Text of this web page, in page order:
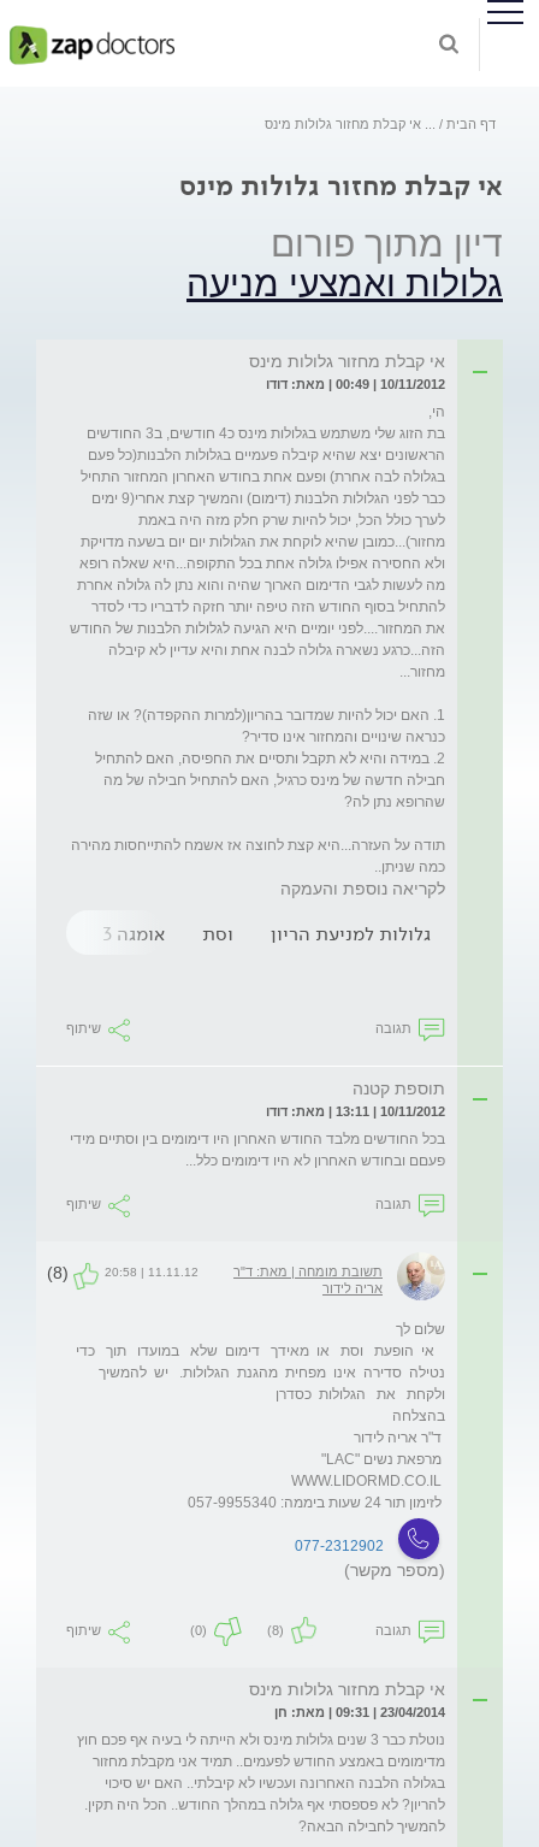
דף הבית אי קבלת מחזור גלולות מינס
אי קבלת מחזור גלולות מינס
דיון מתוך פורום
גלולות ואמצעי מניעה
אי קבלת מחזור גלולות מינס
10/11/2012 | 00:49 | מאת: דודו
בת הזוג שלי משתמש בגלולות מינס כ4 חודשים, ב3 החודשים
הראשונים יצא שהיא קיבלה פעמיים בגלולות הלבנות(כל פעם
בגלולה לבה אחרת) ופעם אחת בחודש האחרון המחזור התחיל
כבר לפני הגלולות הלבנות (דימום) והמשיך קצת אחרי(9 ימים
לערך כולל הכל, יכול להיות שרק חלק מזה היה באמת
מחזור)...כמובן שהיא לוקחת את הגלולות יום יום בשעה מדויקת
ולא החסירה אפילו גלולה אחת בכל התקופה...היא שאלה רופא
מה לעשות לגבי הדימום הארוך שהיה והוא נתן לה גלולה אחרת
להתחיל בסוף החודש הזה טיפה יותר חזקה לדבריו כדי לסדר
את המחזור....לפני יומיים היא הגיעה לגלולות הלבנות של החודש
הזה...כרגע נשארה גלולה לבנה אחת והיא עדיין לא קיבלה
1. האם יכול להיות שמדובר בהריון(למרות ההקפדה)? או שזה
2. במידה והיא לא תקבל ותסיים את החפיסה, האם להתחיל
חבילה חדשה של מינס כרגיל, האם להתחיל חבילה של מה
תודה על העזרה...היא קצת לחוצה אז אשמח להתייחסות מהירה
כמה שניתן..
לקריאה נוספת והעמקה
גלולות למניעת הריון וסת אומגה 3
תגובה שיתוף
תוספת קטנה
10/11/2012 | 13:11 | מאת: דודו
בכל החודשים מלבד החודש האחרון היו דימומים בין וסתיים מידי
פעםם ובחודש האחרון לא היו דימומים כלל...
תגובה שיתוף
תשובת מומחה | מאת: ד"ר
אריה לידור
11.11.12 | 20:58
(8)
   אי  הופעת   וסת   או  מאידך   דימום  שלא   במועדו   תוך   כדי
נטילה  סדירה  אינו  מפחית  מהגנת  הגלולות.   יש  להמשיך
077-2312902
(מספר מקשר)
תגובה (8)
(0) שיתוף
אי קבלת מחזור גלולות מינס
23/04/2014 | 09:31 | מאת: חן
נוטלת כבר 3 שנים גלולות מינס ולא הייתה לי בעיה אף פכם חוץ
מדימומים באמצע החודש לפעמים.. תמיד אני מקבלת מחזור
בגלולה הלבנה האחרונה ועכשיו לא קיבלתי.. האם יש סיכוי
להריון? לא פספסתי אף גלולה במהלך החודש.. הכל היה תקין.
להמשיך לחבילה הבאה?